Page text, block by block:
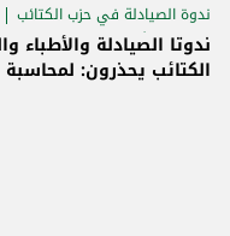
ندوة الصيادلة في حزب الكتائب
ندوة الأطباء في حزب الكتائب
ندوتا الصيادلة
الكتائب يحذرون: